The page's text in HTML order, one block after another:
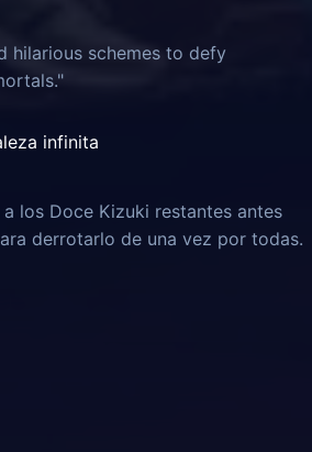
hilarious schemes to defy
infinita
los Doce Kizuki restantes antes
derrotarlo de una vez por todas.